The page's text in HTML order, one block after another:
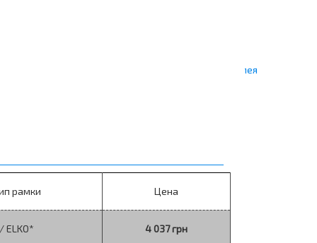
Теплые полы DEVImat в слой плиточного клея
рамки Цена
ELKO* 4 037 грн